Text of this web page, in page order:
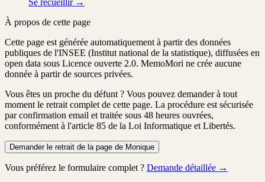
Se recueillir →
À propos de cette page
Cette page est générée automatiquement à partir des données
publiques de l'INSEE (Institut national de la statistique), diffusées en
open data sous Licence ouverte 2.0. MemoMori ne crée aucune
donnée à partir de sources privées.
Vous êtes un proche du défunt ? Vous pouvez demander à tout
moment le retrait complet de cette page. La procédure est sécurisée
par confirmation email et traitée sous 48 heures ouvrées,
conformément à l'article 85 de la Loi Informatique et Libertés.
Demander le retrait de la page de Monique
Vous préférez le formulaire complet ? Demande détaillée →